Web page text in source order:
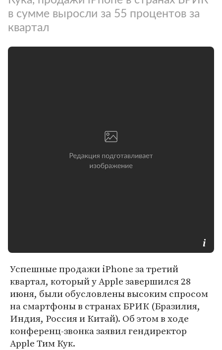
в сумме выросли за 55 процентов за
квартал
Успешные продажи iPhone за третий
квартал, который у Apple завершился 28
июня, были обусловлены высоким спросом
на смартфоны в странах БРИК (Бразилия,
Индия, Россия и Китай). Об этом в ходе
конференц-звонка заявил гендиректор
Apple Тим Кук.